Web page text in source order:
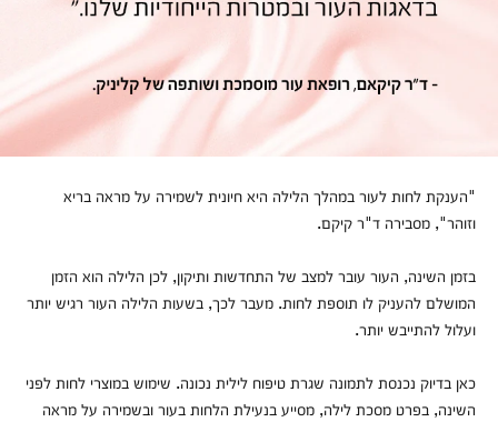
"הענקת לחות לעור במהלך הלילה היא חיונית לשמירה על מראה בריא
וזוהר", מסבירה ד"ר קיקם.
בזמן השינה, העור עובר למצב של התחדשות ותיקון, לכן הלילה הוא הזמן
המושלם להעניק לו תוספת לחות. מעבר לכך, בשעות הלילה העור רגיש יותר
ועלול להתייבש יותר.
כאן בדיוק נכנסת לתמונה שגרת טיפוח לילית נכונה. שימוש במוצרי לחות לפני
השינה, בפרט מסכת לילה, מסייע בנעילת הלחות בעור ובשמירה על מראה